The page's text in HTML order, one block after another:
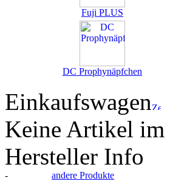
Fuji PLUS
DC Prophynäpfchen
Einkaufswagen
Keine Artikel im
Hersteller Info
- andere Produkte